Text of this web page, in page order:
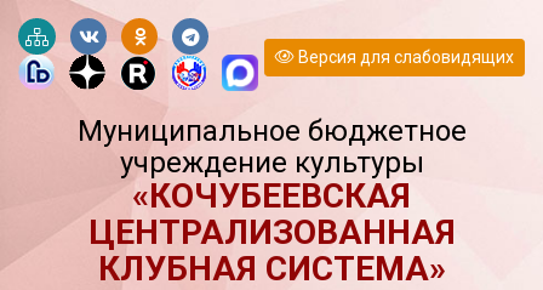
Версия для слабовидящих
Муниципальное бюджетное
учреждение культуры
«КОЧУБЕЕВСКАЯ
ЦЕНТРАЛИЗОВАННАЯ
КЛУБНАЯ СИСТЕМА»